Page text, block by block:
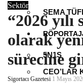
SEMA
RÖPORTAJ
5N1S
CEO’LAR
Sektör
“2026
olarak
sürecine
Sigortacı Gazetesi 1 Mayıs